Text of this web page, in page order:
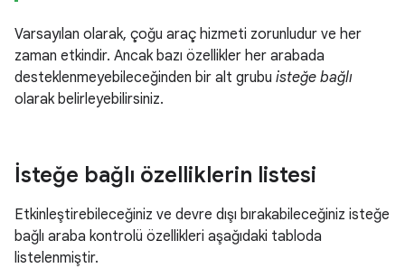
Varsayılan olarak, çoğu araç hizmeti zorunludur ve her
zaman etkindir. Ancak bazı özellikler her arabada
desteklenmeyebileceğinden bir alt grubu isteğe bağlı
olarak belirleyebilirsiniz.
İsteğe bağlı özelliklerin listesi
Etkinleştirebileceğiniz ve devre dışı bırakabileceğiniz isteğe
bağlı araba kontrolü özellikleri aşağıdaki tabloda
listelenmiştir.